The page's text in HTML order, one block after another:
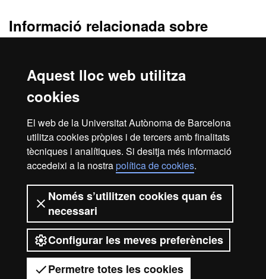
Aquest lloc web utilitza
cookies
El web de la Universitat Autònoma de Barcelona
utilitza cookies pròpies i de tercers amb finalitats
tècniques i analítiques. Si desitja més informació
accedeixi a la nostrapolítica de cookies.
Només s’utilitzen cookies quan és
necessari
Configurar les meves preferències
Permetre totes les cookies
Informació relacionada sobre
l’accés
universitat:estudiants de batxillerat,estudiants de CFGS
, majors de 45 anys
d'experiència laboral,canvi d'estudis universitaris espanyols
canvi d’estudis universitaris estrangers), o vies d'accés per a
estudiants internacionals no titulats (estudiants internacionals:
batxillerat UE,estudiants internacionals: batxillerat no UE
titulats universitaris).
2026 Universitat Autònoma de
Barcelona